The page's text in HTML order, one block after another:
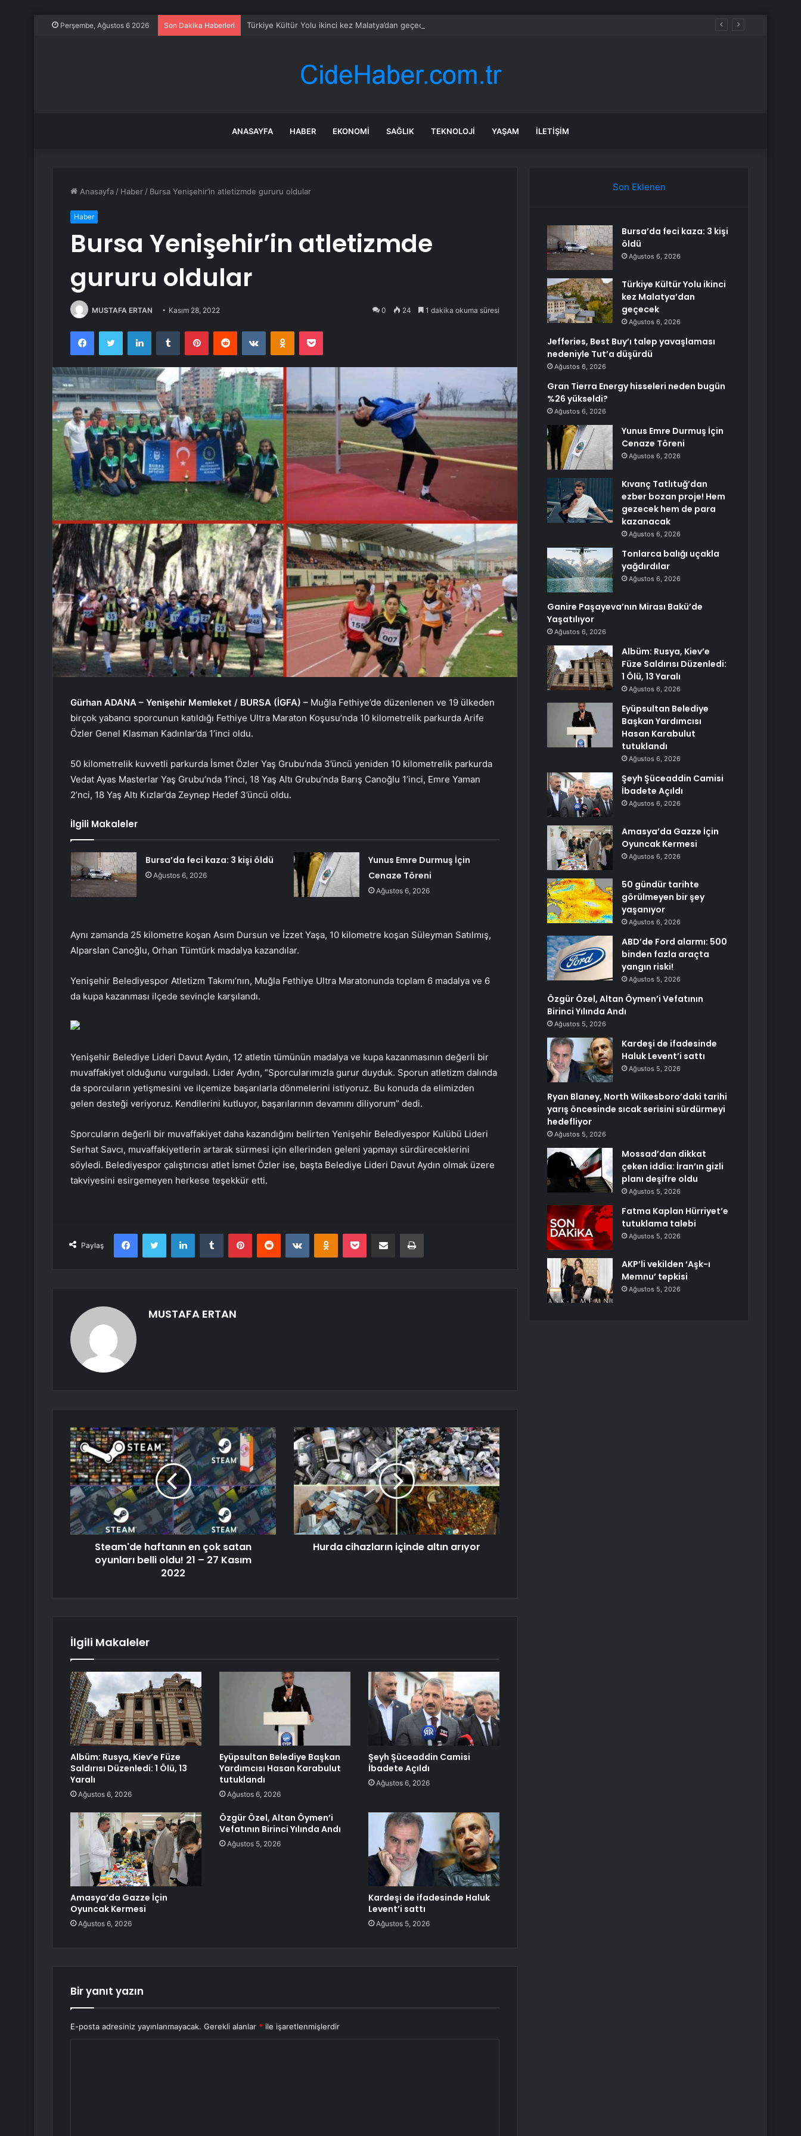
Perşembe, Ağustos 6 2026 Son Dakika Haberleri Türkiye Kültür Yolu ikinci kez Malatya’dan geçecek
ANASAYFA HABER EKONOMI SAĞLIK TEKNOLOJI YAŞAM İLETIŞIM
Anasayfa / Haber / Bursa Yenişehir’in atletizmde gururu oldular
Haber
Bursa Yenişehir’in atletizmde
gururu oldular
MUSTAFA ERTAN Kasım 28, 2022 0 24 1 dakika okuma süresi
FacebookTwitter LinkedInTumblr PinterestReddit VKontakteOdnoklassniki
Pocket
Gürhan ADANA – Yenişehir Memleket / BURSA (İGFA) – Muğla Fethiye’de düzenlenen ve 19 ülkeden
birçok yabancı sporcunun katıldığı Fethiye Ultra Maraton Koşusu’nda 10 kilometrelik parkurda Arife
Özler Genel Klasman Kadınlar’da 1’inci oldu.
50 kilometrelik kuvvetli parkurda İsmet Özler Yaş Grubu’nda 3’üncü yeniden 10 kilometrelik parkurda
Vedat Ayas Masterlar Yaş Grubu’nda 1’inci, 18 Yaş Altı Grubu’nda Barış Canoğlu 1’inci, Emre Yaman
2’nci, 18 Yaş Altı Kızlar’da Zeynep Hedef 3’üncü oldu.
İlgili Makaleler
Bursa’da feci kaza: 3 kişi öldü
Ağustos 6, 2026
Yunus Emre Durmuş İçin
Cenaze Töreni
Ağustos 6, 2026
Aynı zamanda 25 kilometre koşan Asım Dursun ve İzzet Yaşa, 10 kilometre koşan Süleyman Satılmış,
Alparslan Canoğlu, Orhan Tümtürk madalya kazandılar.
Yenişehir Belediyespor Atletizm Takımı’nın, Muğla Fethiye Ultra Maratonunda toplam 6 madalya ve 6
da kupa kazanması ilçede sevinçle karşılandı.
Yenişehir Belediye Lideri Davut Aydın, 12 atletin tümünün madalya ve kupa kazanmasının değerli bir
muvaffakiyet olduğunu vurguladı. Lider Aydın, “Sporcularımızla gurur duyduk. Sporun atletizm dalında
da sporcuların yetişmesini ve ilçemize başarılarla dönmelerini istiyoruz. Bu konuda da elimizden
gelen desteği veriyoruz. Kendilerini kutluyor, başarılarının devamını diliyorum” dedi.
Sporcuların değerli bir muvaffakiyet daha kazandığını belirten Yenişehir Belediyespor Kulübü Lideri
Serhat Savcı, muvaffakiyetlerin artarak sürmesi için ellerinden geleni yapmayı sürdüreceklerini
söyledi. Belediyespor çalıştırıcısı atlet İsmet Özler ise, başta Belediye Lideri Davut Aydın olmak üzere
takviyesini esirgemeyen herkese teşekkür etti.
Paylaş
FacebookTwitter LinkedInTumblr PinterestReddit VKontakteOdnoklassniki
Pocket E-Posta ile paylaş Yazdır
MUSTAFA ERTAN
Steam'de haftanın en çok satan
oyunları belli oldu! 21 – 27 Kasım
2022
Hurda cihazların içinde altın arıyor
İlgili Makaleler
Albüm: Rusya, Kiev’e Füze
Saldırısı Düzenledi: 1 Ölü, 13
Yaralı
Ağustos 6, 2026
Eyüpsultan Belediye Başkan
Yardımcısı Hasan Karabulut
tutuklandı
Ağustos 6, 2026
Şeyh Şüceaddin Camisi
İbadete Açıldı
Ağustos 6, 2026
Amasya’da Gazze İçin
Oyuncak Kermesi
Ağustos 6, 2026
Özgür Özel, Altan Öymen’i
Vefatının Birinci Yılında Andı
Ağustos 5, 2026
Kardeşi de ifadesinde Haluk
Levent’i sattı
Ağustos 5, 2026
Bir yanıt yazın
E-posta adresiniz yayınlanmayacak. Gerekli alanlar * ile işaretlenmişlerdir
Son Eklenen
Bursa’da feci kaza: 3 kişi
öldü
Ağustos 6, 2026
Türkiye Kültür Yolu ikinci
kez Malatya’dan
geçecek
Ağustos 6, 2026
Jefferies, Best Buy’ı talep yavaşlaması
nedeniyle Tut’a düşürdü
Ağustos 6, 2026
Gran Tierra Energy hisseleri neden bugün
%26 yükseldi?
Ağustos 6, 2026
Yunus Emre Durmuş İçin
Cenaze Töreni
Ağustos 6, 2026
Kıvanç Tatlıtuğ’dan
ezber bozan proje! Hem
gezecek hem de para
kazanacak
Ağustos 6, 2026
Tonlarca balığı uçakla
yağdırdılar
Ağustos 6, 2026
Ganire Paşayeva’nın Mirası Bakü’de
Yaşatılıyor
Ağustos 6, 2026
Albüm: Rusya, Kiev’e
Füze Saldırısı Düzenledi:
1 Ölü, 13 Yaralı
Ağustos 6, 2026
Eyüpsultan Belediye
Başkan Yardımcısı
Hasan Karabulut
tutuklandı
Ağustos 6, 2026
Şeyh Şüceaddin Camisi
İbadete Açıldı
Ağustos 6, 2026
Amasya’da Gazze İçin
Oyuncak Kermesi
Ağustos 6, 2026
50 gündür tarihte
görülmeyen bir şey
yaşanıyor
Ağustos 6, 2026
ABD’de Ford alarmı: 500
binden fazla araçta
yangın riski!
Ağustos 5, 2026
Özgür Özel, Altan Öymen’i Vefatının
Birinci Yılında Andı
Ağustos 5, 2026
Kardeşi de ifadesinde
Haluk Levent’i sattı
Ağustos 5, 2026
Ryan Blaney, North Wilkesboro’daki tarihi
yarış öncesinde sıcak serisini sürdürmeyi
hedefliyor
Ağustos 5, 2026
Mossad’dan dikkat
çeken iddia: İran’ın gizli
planı deşifre oldu
Ağustos 5, 2026
Fatma Kaplan Hürriyet’e
tutuklama talebi
Ağustos 5, 2026
AKP’li vekilden ‘Aşk-ı
Memnu’ tepkisi
Ağustos 5, 2026